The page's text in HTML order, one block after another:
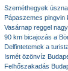
Szeméthegyek
Pápaszemes pingvin
Vasárnap reggel
90 km bicajozás a
Delfintetemek a
Ismét özönvíz
Felhőszakadás